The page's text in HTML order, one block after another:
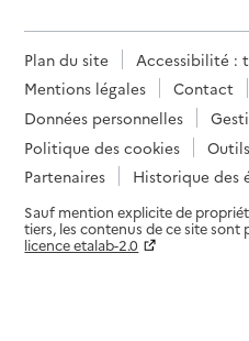
Plan du site
Accessibilité :
Mentions légales
Contact
Données personnelles
Politique des cookies
Partenaires
Historique des
Sauf mention explicite de
tiers, les contenus de ce site sont
licence etalab-2.0